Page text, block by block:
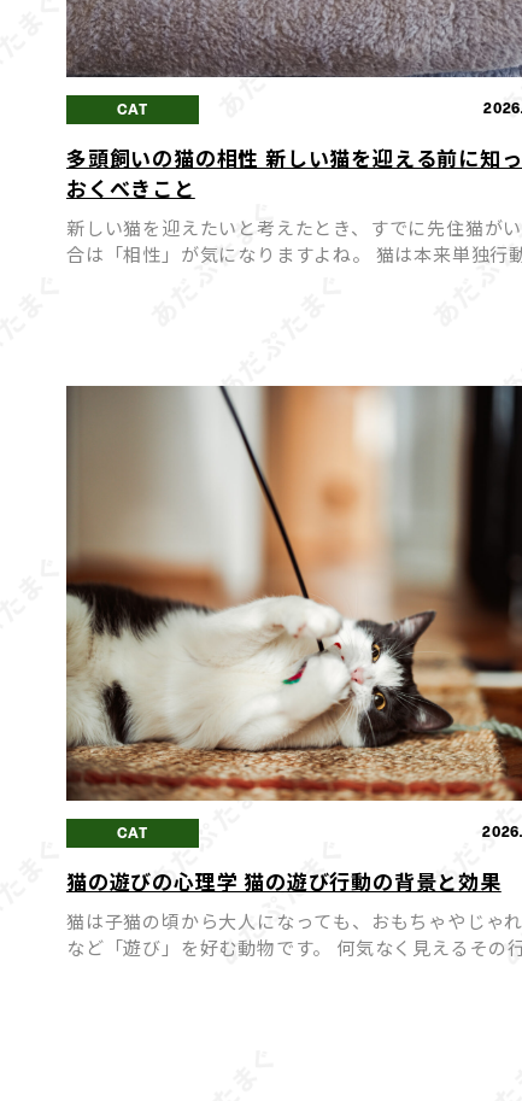
CAT
多頭飼いの猫の相性 新しい猫を迎える前に知
おくべきこと
新しい猫を迎えたいと考えたとき、すでに先住猫が
合は「相性」が気になりますよね。 猫は本来単独行
CAT
猫の遊びの心理学 猫の遊び行動の背景と効果
猫は子猫の頃から大人になっても、おもちゃやじゃ
など「遊び」を好む動物です。 何気なく見えるその